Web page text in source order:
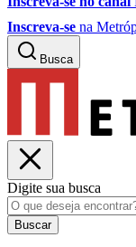
Inscreva-se na
Busca
Digite sua busca
Buscar